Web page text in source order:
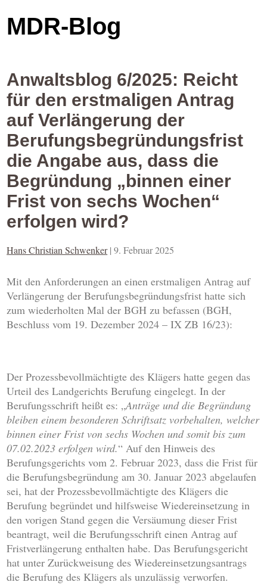
MDR-Blog
Anwaltsblog 6/2025: Reicht
für den erstmaligen Antrag
auf Verlängerung der
Berufungsbegründungsfrist
die Angabe aus, dass die
Begründung „binnen einer
Frist von sechs Wochen“
erfolgen wird?
Hans Christian Schwenker |9. Februar 2025
Mit den Anforderungen an einen erstmaligen Antrag auf
Verlängerung der Berufungsbegründungsfrist hatte sich
zum wiederholten Mal der BGH zu befassen (BGH,
Beschluss vom 19. Dezember 2024 – IX ZB 16/23):
Der Prozessbevollmächtigte des Klägers hatte gegen das
Urteil des Landgerichts Berufung eingelegt. In der
Berufungsschrift heißt es: „Anträge und die Begründung
bleiben einem besonderen Schriftsatz vorbehalten, welcher
binnen einer Frist von sechs Wochen und somit bis zum
07.02.2023 erfolgen wird.“ Auf den Hinweis des
Berufungsgerichts vom 2. Februar 2023, dass die Frist für
die Berufungsbegründung am 30. Januar 2023 abgelaufen
sei, hat der Prozessbevollmächtigte des Klägers die
Berufung begründet und hilfsweise Wiedereinsetzung in
den vorigen Stand gegen die Versäumung dieser Frist
beantragt, weil die Berufungsschrift einen Antrag auf
Fristverlängerung enthalten habe. Das Berufungsgericht
hat unter Zurückweisung des Wiedereinsetzungsantrags
die Berufung des Klägers als unzulässig verworfen.